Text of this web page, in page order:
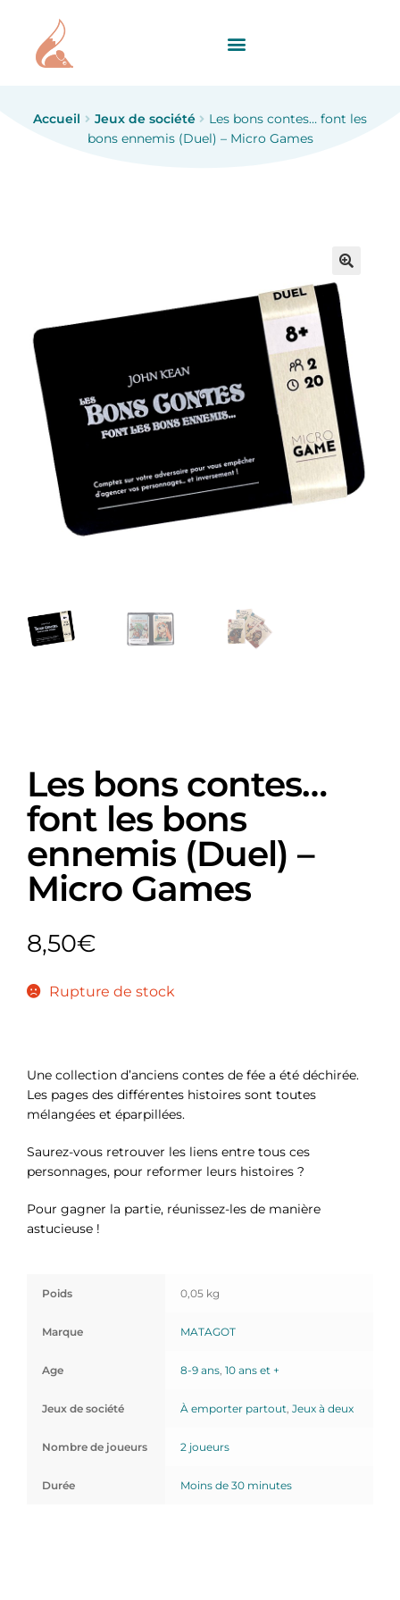
Accueil Jeux de société
Les bons contes… font les
bons ennemis (Duel) – Micro Games
Les bons contes…
font les bons
ennemis (Duel) –
Micro Games
8,50€
Rupture de stock
Une collection d’anciens contes de fée a été déchirée.
Les pages des différentes histoires sont toutes
mélangées et éparpillées.
Saurez-vous retrouver les liens entre tous ces
personnages, pour reformer leurs histoires ?
Pour gagner la partie, réunissez-les de manière
astucieuse !
Poids 0,05 kg
Marque MATAGOT
Age 8-9 ans, 10 ans et +
Jeux de société À emporter partout Jeux à deux
Nombre de joueurs 2 joueurs
Durée Moins de 30 minutes